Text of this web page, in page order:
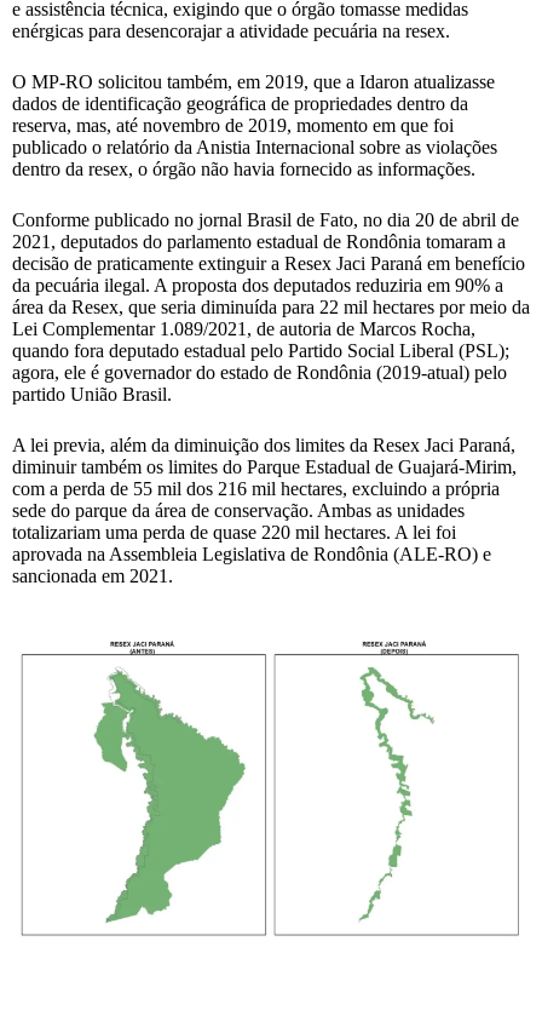
e assistência técnica, exigindo que o órgão tomasse medidas
enérgicas para desencorajar a atividade pecuária na resex.
O MP-RO solicitou também, em 2019, que a Idaron atualizasse
dados de identificação geográfica de propriedades dentro da
reserva, mas, até novembro de 2019, momento em que foi
publicado o relatório da Anistia Internacional sobre as violações
dentro da resex, o órgão não havia fornecido as informações.
Conforme publicado no jornal Brasil de Fato, no dia 20 de abril de
2021, deputados do parlamento estadual de Rondônia tomaram a
decisão de praticamente extinguir a Resex Jaci Paraná em benefício
da pecuária ilegal. A proposta dos deputados reduziria em 90% a
área da Resex, que seria diminuída para 22 mil hectares por meio da
Lei Complementar 1.089/2021, de autoria de Marcos Rocha,
quando fora deputado estadual pelo Partido Social Liberal (PSL);
agora, ele é governador do estado de Rondônia (2019-atual) pelo
partido União Brasil.
A lei previa, além da diminuição dos limites da Resex Jaci Paraná,
diminuir também os limites do Parque Estadual de Guajará-Mirim,
com a perda de 55 mil dos 216 mil hectares, excluindo a própria
sede do parque da área de conservação. Ambas as unidades
totalizariam uma perda de quase 220 mil hectares. A lei foi
aprovada na Assembleia Legislativa de Rondônia (ALE-RO) e
sancionada em 2021.